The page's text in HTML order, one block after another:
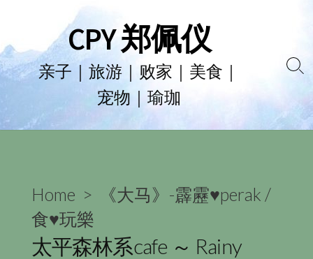
to
content
CPY 郑佩仪
亲子｜旅游｜败家｜美食｜
宠物｜瑜珈
Home > 《大马》-霹靂♥perak /
食♥玩樂
太平森林系cafe ～ Rainy